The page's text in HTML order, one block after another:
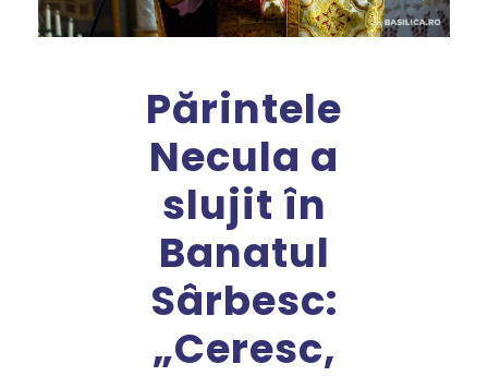
Părintele
Necula a
slujit în
Banatul
Sârbesc:
„Ceresc,